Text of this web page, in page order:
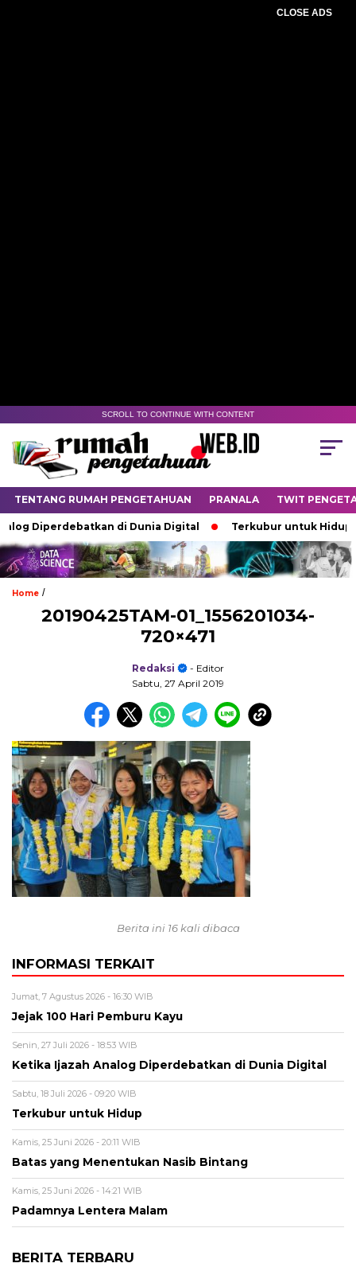
CLOSE ADS
SCROLL TO CONTINUE WITH CONTENT
TENTANG RUMAH PENGETAHUAN PRANALA TWIT
Diperdebatkan di Dunia Digital Terkubur untuk Hidup
Home /
20190425TAM-01_1556201034-
720×471
Redaksi
- Editor
Sabtu, 27 April 2019
Berita ini 16 kali dibaca
INFORMASI TERKAIT
Jumat, 7 Agustus 2026 - 16:30 WIB
Jejak 100 Hari Pemburu Kayu
Senin, 27 Juli 2026 - 18:53 WIB
Ketika Ijazah Analog Diperdebatkan di Dunia Digital
Sabtu, 18 Juli 2026 - 09:20 WIB
Terkubur untuk Hidup
Kamis, 25 Juni 2026 - 20:11 WIB
Batas yang Menentukan Nasib Bintang
Kamis, 25 Juni 2026 - 14:21 WIB
Padamnya Lentera Malam
BERITA TERBARU